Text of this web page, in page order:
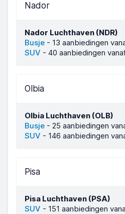
Nador
Nador Luchthaven (NDR)
Busje - 13 aanbiedingen
SUV - 40 aanbiedingen
Olbia
Olbia Luchthaven (OLB)
Busje - 25 aanbiedingen
SUV - 146 aanbiedingen
Pisa
Pisa Luchthaven (PSA)
SUV - 151 aanbiedingen